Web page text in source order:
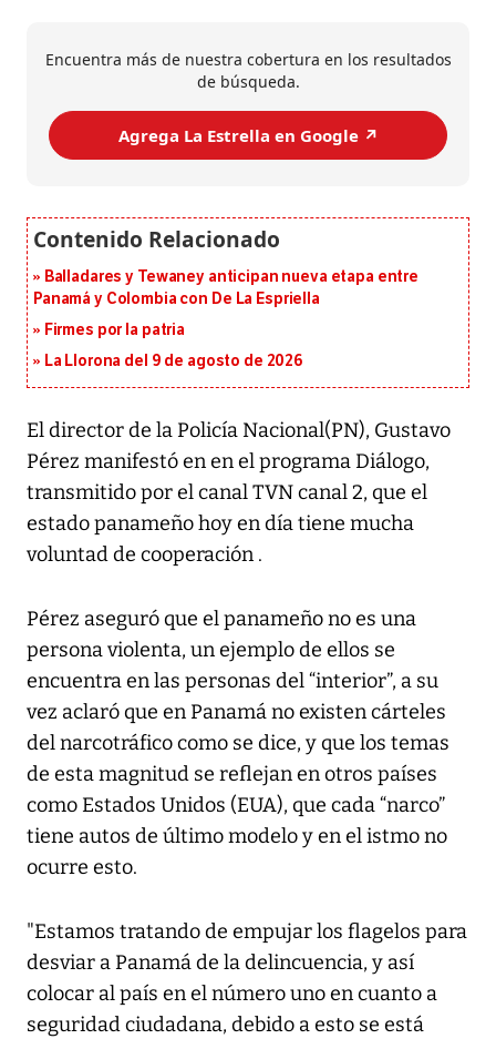
Encuentra más de nuestra cobertura en los resultados
de búsqueda.
Agrega La Estrella en Google ↗️
Balladares y Tewaney anticipan nueva etapa entre
Panamá y Colombia con De La Espriella
Firmes por la patria
La Llorona del 9 de agosto de 2026
El director de la Policía Nacional(PN), Gustavo
Pérez manifestó en en el programa Diálogo,
transmitido por el canal TVN canal 2, que el
estado panameño hoy en día tiene mucha
voluntad de cooperación .
Pérez aseguró que el panameño no es una
persona violenta, un ejemplo de ellos se
encuentra en las personas del “interior”, a su
vez aclaró que en Panamá no existen cárteles
del narcotráfico como se dice, y que los temas
de esta magnitud se reflejan en otros países
como Estados Unidos (EUA), que cada “narco”
tiene autos de último modelo y en el istmo no
ocurre esto.
"Estamos tratando de empujar los flagelos para
desviar a Panamá de la delincuencia, y así
colocar al país en el número uno en cuanto a
seguridad ciudadana, debido a esto se está